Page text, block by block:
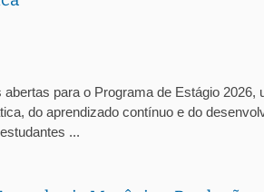
para o Programa de Estágio 2026,
do aprendizado contínuo e do
...